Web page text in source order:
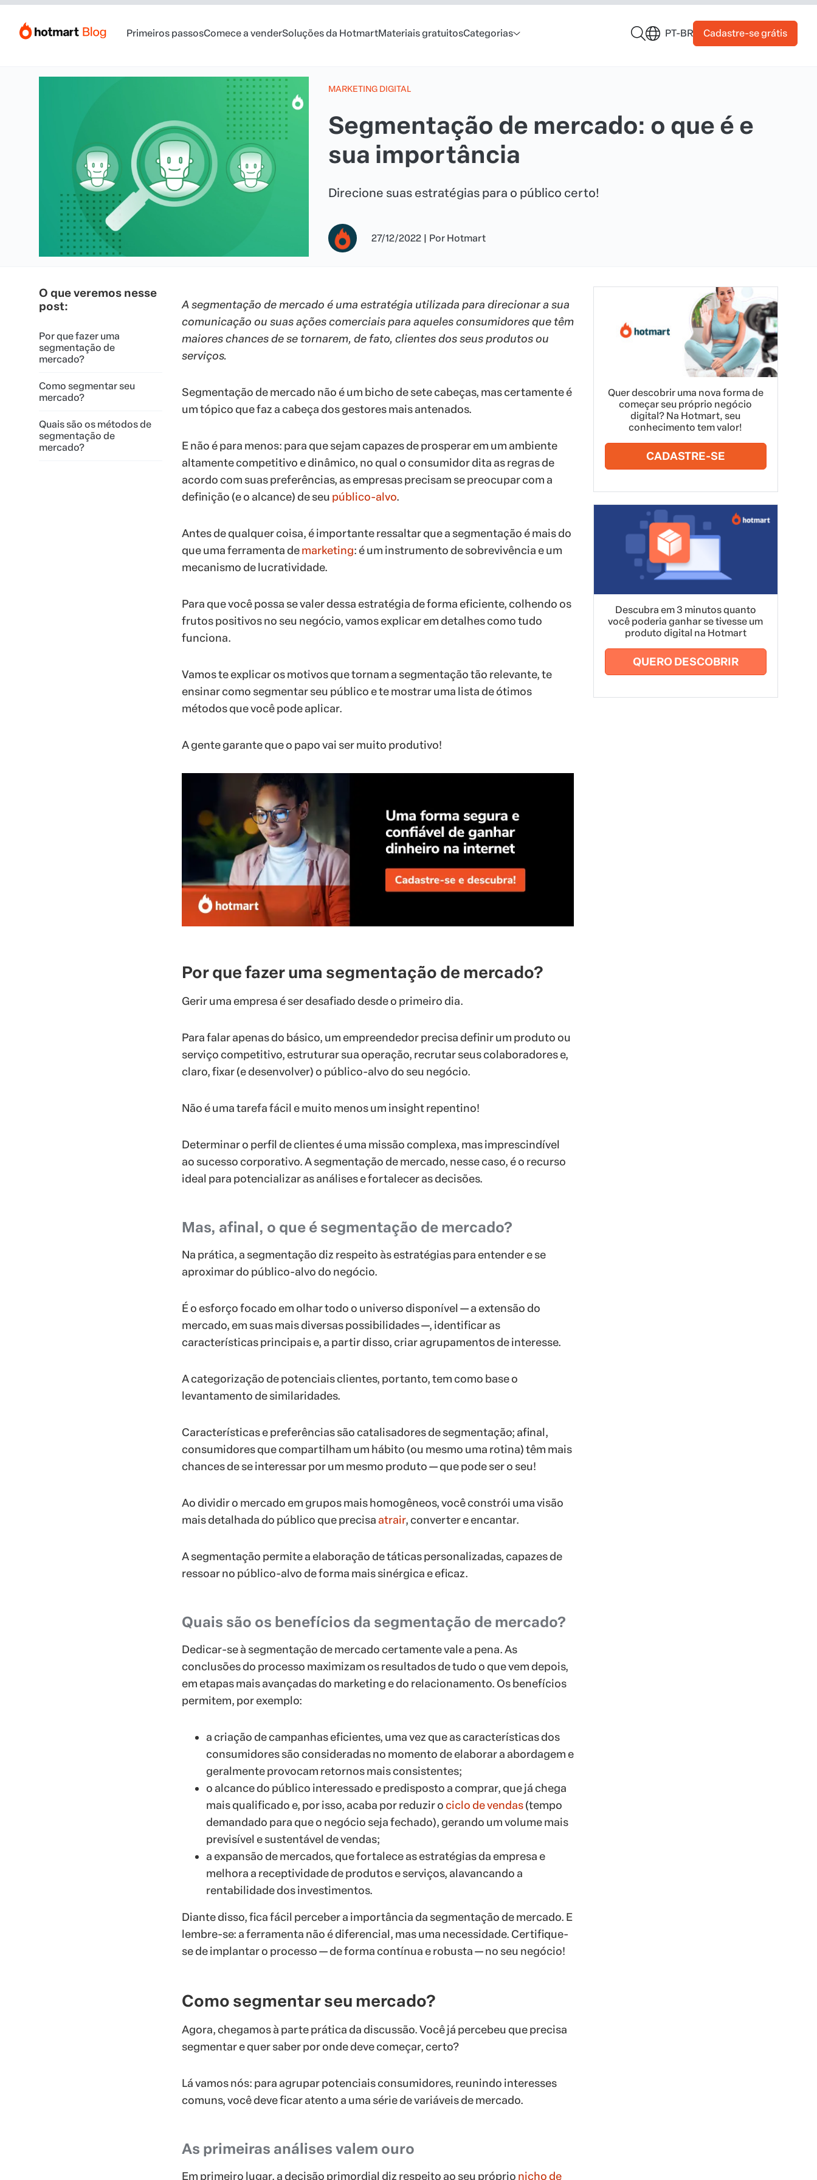
Primeiros passosComece a venderSoluções da HotmartMateriais gratuitosCategorias PT-BR Cadastre-se grátis
MARKETING DIGITAL
Segmentação de mercado: o que é e
sua importância
Direcione suas estratégias para o público certo!
27/12/2022 | Por Hotmart
O que veremos nesse
post:
Por que fazer uma
segmentação de
mercado?
Como segmentar seu
mercado?
Quais são os métodos de
segmentação de
mercado?
A segmentação de mercado é uma estratégia utilizada para direcionar a sua
comunicação ou suas ações comerciais para aqueles consumidores que têm
maiores chances de se tornarem, de fato, clientes dos seus produtos ou
serviços.
Segmentação de mercado não é um bicho de sete cabeças, mas certamente é
um tópico que faz a cabeça dos gestores mais antenados.
E não é para menos: para que sejam capazes de prosperar em um ambiente
altamente competitivo e dinâmico, no qual o consumidor dita as regras de
acordo com suas preferências, as empresas precisam se preocupar com a
definição (e o alcance) de seu público-alvo.
Antes de qualquer coisa, é importante ressaltar que a segmentação é mais do
que uma ferramenta demarketing: é um instrumento de sobrevivência e um
mecanismo de lucratividade.
Para que você possa se valer dessa estratégia de forma eficiente, colhendo os
frutos positivos no seu negócio, vamos explicar em detalhes como tudo
funciona.
Vamos te explicar os motivos que tornam a segmentação tão relevante, te
ensinar como segmentar seu público e te mostrar uma lista de ótimos
métodos que você pode aplicar.
A gente garante que o papo vai ser muito produtivo!
Por que fazer uma segmentação de mercado?
Gerir uma empresa é ser desafiado desde o primeiro dia.
Para falar apenas do básico, um empreendedor precisa definir um produto ou
serviço competitivo, estruturar sua operação, recrutar seus colaboradores e,
claro, fixar (e desenvolver) o público-alvo do seu negócio.
Não é uma tarefa fácil e muito menos um insight repentino!
Determinar o perfil de clientes é uma missão complexa, mas imprescindível
ao sucesso corporativo. A segmentação de mercado, nesse caso, é o recurso
ideal para potencializar as análises e fortalecer as decisões.
Mas, afinal, o que é segmentação de mercado?
Na prática, a segmentação diz respeito às estratégias para entender e se
aproximar do público-alvo do negócio.
É o esforço focado em olhar todo o universo disponível — a extensão do
mercado, em suas mais diversas possibilidades —, identificar as
características principais e, a partir disso, criar agrupamentos de interesse.
A categorização de potenciais clientes, portanto, tem como base o
levantamento de similaridades.
Características e preferências são catalisadores de segmentação; afinal,
consumidores que compartilham um hábito (ou mesmo uma rotina) têm mais
chances de se interessar por um mesmo produto — que pode ser o seu!
Ao dividir o mercado em grupos mais homogêneos, você constrói uma visão
mais detalhada do público que precisaatrair, converter e encantar.
A segmentação permite a elaboração de táticas personalizadas, capazes de
ressoar no público-alvo de forma mais sinérgica e eficaz.
Quais são os benefícios da segmentação de mercado?
Dedicar-se à segmentação de mercado certamente vale a pena. As
conclusões do processo maximizam os resultados de tudo o que vem depois,
em etapas mais avançadas do marketing e do relacionamento. Os benefícios
permitem, por exemplo:
a criação de campanhas eficientes, uma vez que as características dos
consumidores são consideradas no momento de elaborar a abordagem e
geralmente provocam retornos mais consistentes;
o alcance do público interessado e predisposto a comprar, que já chega
mais qualificado e, por isso, acaba por reduzir ociclo de vendas(tempo
demandado para que o negócio seja fechado), gerando um volume mais
previsível e sustentável de vendas;
a expansão de mercados, que fortalece as estratégias da empresa e
melhora a receptividade de produtos e serviços, alavancando a
rentabilidade dos investimentos.
Diante disso, fica fácil perceber a importância da segmentação de mercado. E
lembre-se: a ferramenta não é diferencial, mas uma necessidade. Certifique-
se de implantar o processo — de forma contínua e robusta — no seu negócio!
Como segmentar seu mercado?
Agora, chegamos à parte prática da discussão. Você já percebeu que precisa
segmentar e quer saber por onde deve começar, certo?
Lá vamos nós: para agrupar potenciais consumidores, reunindo interesses
comuns, você deve ficar atento a uma série de variáveis de mercado.
As primeiras análises valem ouro
Em primeiro lugar, a decisão primordial diz respeito ao seu próprio nicho de
Quer descobrir uma nova forma de
começar seu próprio negócio
digital? Na Hotmart, seu
conhecimento tem valor!
CADASTRE-SE
Descubra em 3 minutos quanto
você poderia ganhar se tivesse um
produto digital na Hotmart
QUERO DESCOBRIR